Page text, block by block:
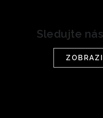
Sledujte